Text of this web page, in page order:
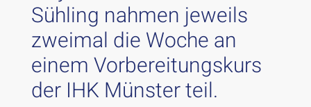
Sühling nahmen jeweils
zweimal die Woche an
einem Vorbereitungskurs
der IHK Münster teil.